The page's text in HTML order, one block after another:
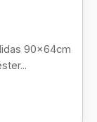
90x64cm